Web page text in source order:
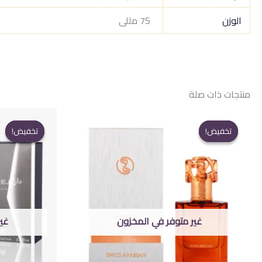
الوزن
75 مللى
منتجات ذات صلة
تخفيض!
غير متوفر في المخزون
تخفيض! تخفيض!
تخفيض!